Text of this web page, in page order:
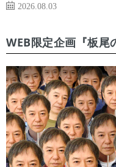
2026.08.03
WEB限定企画『板